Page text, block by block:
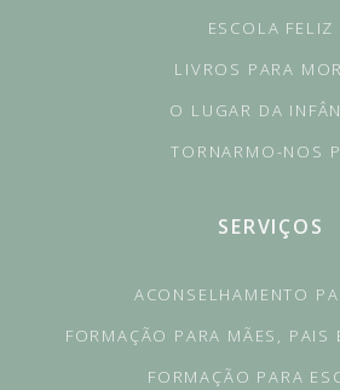
ESCOLA FELIZ
LIVROS PARA
O LUGAR DA
TORNARMO-NOS
SERVIÇOS
ACONSELHAMENTO
FORMAÇÃO PARA MÃES, PAIS
FORMAÇÃO PARA